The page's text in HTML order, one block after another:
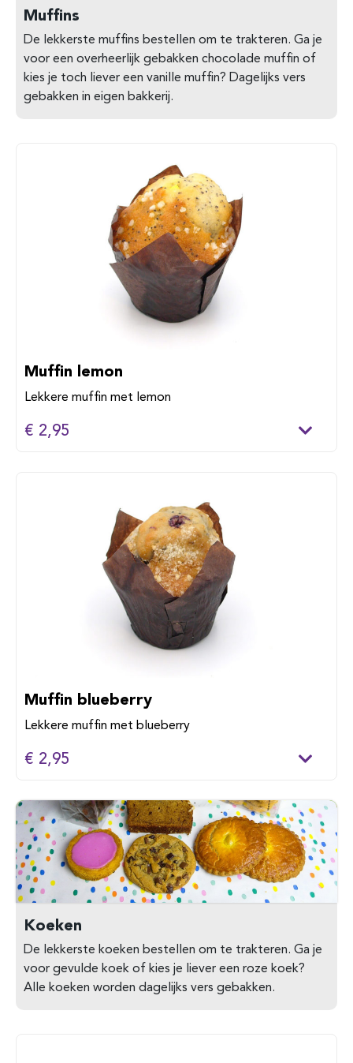
Muffins
De lekkerste muffins bestellen om te trakteren. Ga je
voor een overheerlijk gebakken chocolade muffin of
kies je toch liever een vanille muffin? Dagelijks vers
gebakken in eigen bakkerij.
Muffin lemon
Lekkere muffin met lemon
€ 2,95
Muffin blueberry
Lekkere muffin met blueberry
€ 2,95
Koeken
De lekkerste koeken bestellen om te trakteren. Ga je
voor gevulde koek of kies je liever een roze koek?
Alle koeken worden dagelijks vers gebakken.